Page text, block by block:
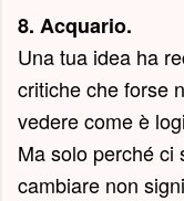
8. Acquario.
Una tua idea ha
critiche che forse
vedere come è
Ma solo perché ci
cambiare non